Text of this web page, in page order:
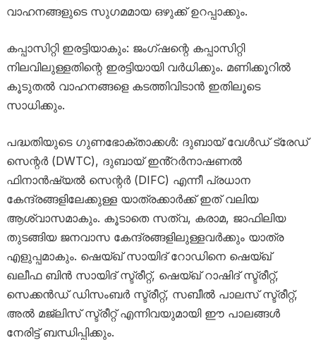
വാഹനങ്ങളുടെ സുഗമമായ ഒഴുക്ക് ഉറപ്പാക്കും.
കപ്പാസിറ്റി ഇരട്ടിയാകും: ജംഗ്ഷന്റെ കപ്പാസിറ്റി
നിലവിലുള്ളതിന്റെ ഇരട്ടിയായി വർധിക്കും. മണിക്കൂറിൽ
കൂടുതൽ വാഹനങ്ങളെ കടത്തിവിടാൻ ഇതിലൂടെ
സാധിക്കും.
പദ്ധതിയുടെ ഗുണഭോക്താക്കൾ: ദുബായ് വേൾഡ് ട്രേഡ്
സെന്റർ (DWTC), ദുബായ് ഇൻ്റർനാഷണൽ
ഫിനാൻഷ്യൽ സെന്റർ (DIFC) എന്നീ പ്രധാന
കേന്ദ്രങ്ങളിലേക്കുള്ള യാത്രക്കാർക്ക് ഇത് വലിയ
ആശ്വാസമാകും. കൂടാതെ സത്വ, കരാമ, ജാഫിലിയ
തുടങ്ങിയ ജനവാസ കേന്ദ്രങ്ങളിലുള്ളവർക്കും യാത്ര
എളുപ്പമാകും. ഷെയ്ഖ് സായിദ് റോഡിനെ ഷെയ്ഖ്
ഖലീഫ ബിൻ സായിദ് സ്ട്രീറ്റ്, ഷെയ്ഖ് റാഷിദ് സ്ട്രീറ്റ്,
സെക്കൻഡ് ഡിസംബർ സ്ട്രീറ്റ്, സബീൽ പാലസ് സ്ട്രീറ്റ്,
അൽ മജ്‌ലിസ് സ്ട്രീറ്റ് എന്നിവയുമായി ഈ പാലങ്ങൾ
നേരിട്ട് ബന്ധിപ്പിക്കും.